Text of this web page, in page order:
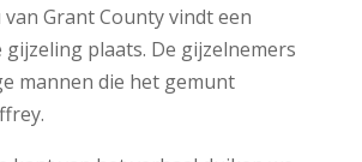
Grant County vindt een
gijzeling plaats. De gijzelnemers
mannen die het gemunt